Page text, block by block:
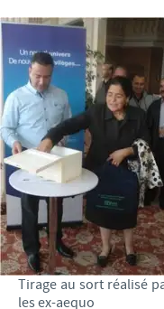
Tirage au sort réalisé
les ex-aequo